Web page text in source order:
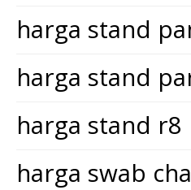
harga stand
harga stand
harga stand r8
harga swab